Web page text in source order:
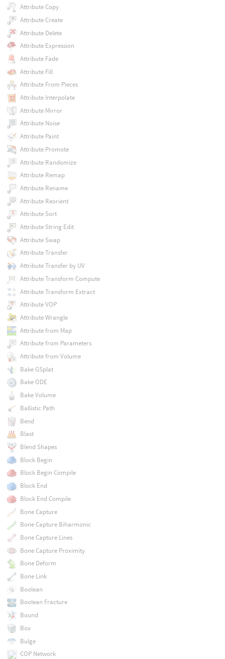
Attribute Copy
Attribute Create
Attribute Delete
Attribute Expression
Attribute Fade
Attribute Fill
Attribute From Pieces
Attribute Interpolate
Attribute Mirror
Attribute Noise
Attribute Paint
Attribute Promote
Attribute Randomize
Attribute Remap
Attribute Rename
Attribute Reorient
Attribute Sort
Attribute String Edit
Attribute Swap
Attribute Transfer
Attribute Transfer by UV
Attribute Transform Compute
Attribute Transform Extract
Attribute VOP
Attribute Wrangle
Attribute from Map
Attribute from Parameters
Attribute from Volume
Bake GSplat
Bake ODE
Bake Volume
Ballistic Path
Bend
Blast
Blend Shapes
Block Begin
Block Begin Compile
Block End
Block End Compile
Bone Capture
Bone Capture Biharmonic
Bone Capture Lines
Bone Capture Proximity
Bone Deform
Bone Link
Boolean
Boolean Fracture
Bound
Box
Bulge
COP Network